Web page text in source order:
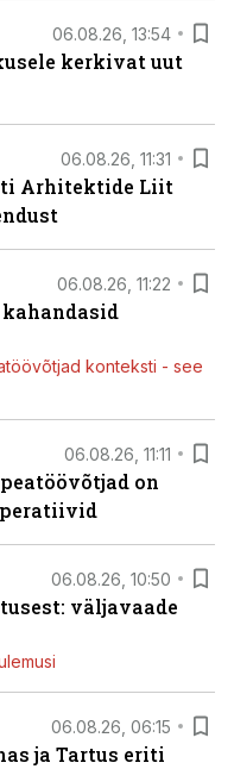
06.08.26, 13:54
kerkivat uut
06.08.26, 11:31
Arhitektide Liit
06.08.26, 11:22
konteksti - see
06.08.26, 11:11
on
06.08.26, 10:50
väljavaade
06.08.26, 06:15
ja Tartus eriti